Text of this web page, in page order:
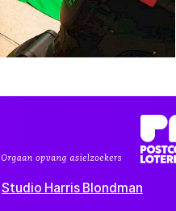
Studio Harris Blondman